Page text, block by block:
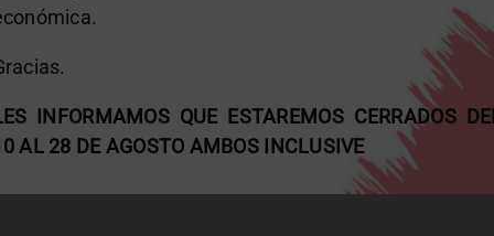
INFORMAMOS QUE ESTAREMOS CERRADOS
AL 28 DE AGOSTO AMBOS INCLUSIVE